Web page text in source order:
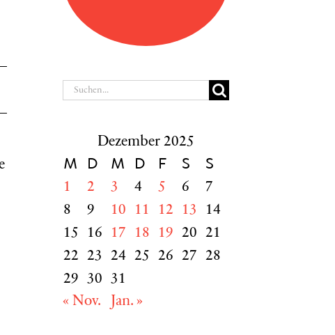
Suche
Dezember 2025
M D M D F S S
1 2 3 4 5 6
7
8
9 10 11 12 13
14
15
16 17 18 19 20
21
22
23 24 25 26 27
28
29
30
31
« Nov.
Jan. »